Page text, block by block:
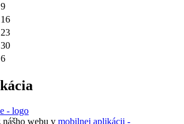
9
16
23
30
6
nášho webu v mobilnej aplikácii -